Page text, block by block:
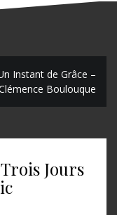
Instant de Grâce –
Boulouque
Trois Jours